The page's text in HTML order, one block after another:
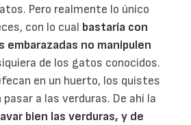
Pero realmente lo único
con lo cual bastaría con
embarazadas no manipulen
de los gatos conocidos.
en un huerto, los quistes
a las verduras. De ahí la
bien las verduras, y de